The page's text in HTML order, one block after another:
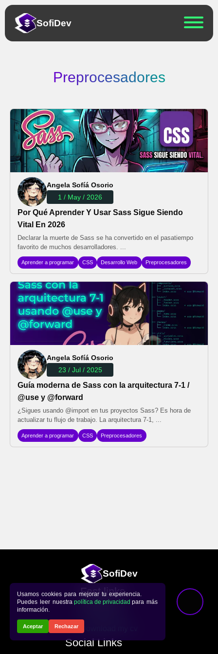
SofiDev
Preprocesadores
Angela Sofíá Osorio
1 / May / 2026
Por Qué Aprender Y Usar Sass Sigue Siendo
Vital En 2026
Declarar la muerte de Sass se ha convertido en el pasatiempo
favorito de muchos desarrolladores. ...
Aprender a programar CSS Desarrollo Web Preprocesadores
Angela Sofíá Osorio
23 / Jul / 2025
Guía moderna de Sass con la arquitectura 7-1 /
@use y @forward
¿Sigues usando @import en tus proyectos Sass? Es hora de
actualizar tu flujo de trabajo. La arquitectura 7-1, ...
Aprender a programar CSS Preprocesadores
SofiDev
Fast links
Repository
Social Links
Usamos cookies para mejorar tu experiencia.
Puedes leer nuestra política de privacidad para más
información.
Aceptar Rechazar